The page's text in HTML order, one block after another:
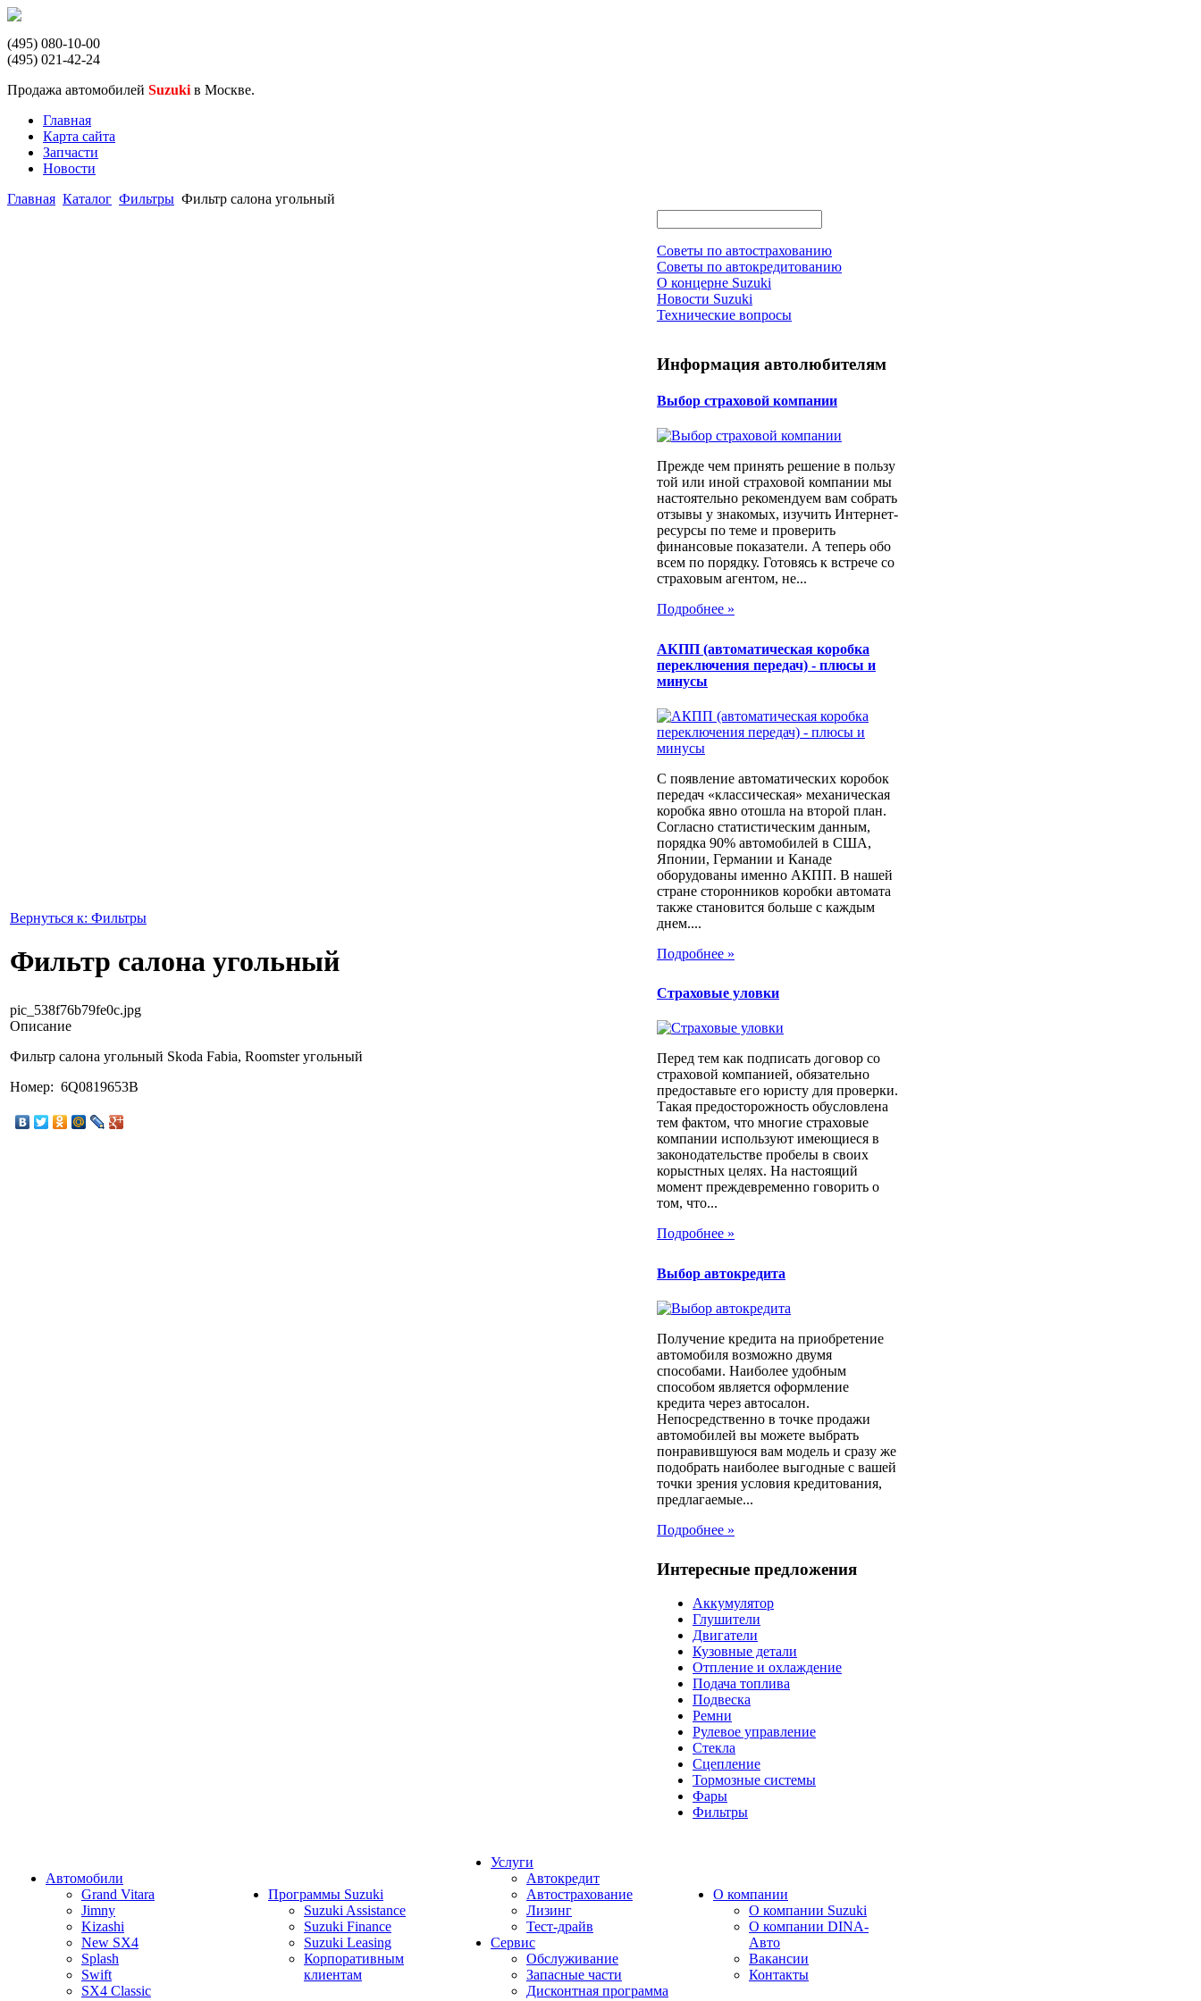
(495) 080-10-00
(495) 021-42-24
Продажа автомобилей Suzuki в Москве.
Главная
Карта сайта
Запчасти
Новости
Главная Каталог Фильтры Фильтр салона угольный
Вернуться к: Фильтры
Фильтр салона угольный
pic_538f76b79fe0c.jpg
Описание
Фильтр салона угольный Skoda Fabia, Roomster угольный
Номер: 6Q0819653B
Советы по автострахованию
Советы по автокредитованию
О концерне Suzuki
Новости Suzuki
Технические вопросы
Информация автолюбителям
Выбор страховой компании
Прежде чем принять решение в пользу
той или иной страховой компании мы
настоятельно рекомендуем вам собрать
отзывы у знакомых, изучить Интернет-
ресурсы по теме и проверить
финансовые показатели. А теперь обо
всем по порядку. Готовясь к встрече со
страховым агентом, не...
Подробнее »
АКПП (автоматическая коробка
переключения передач) - плюсы и
минусы
С появление автоматических коробок
передач «классическая» механическая
коробка явно отошла на второй план.
Согласно статистическим данным,
порядка 90% автомобилей в США,
Японии, Германии и Канаде
оборудованы именно АКПП. В нашей
стране сторонников коробки автомата
также становится больше с каждым
днем....
Подробнее »
Страховые уловки
Перед тем как подписать договор со
страховой компанией, обязательно
предоставьте его юристу для проверки.
Такая предосторожность обусловлена
тем фактом, что многие страховые
компании используют имеющиеся в
законодательстве пробелы в своих
корыстных целях. На настоящий
момент преждевременно говорить о
том, что...
Подробнее »
Выбор автокредита
Получение кредита на приобретение
автомобиля возможно двумя
способами. Наиболее удобным
способом является оформление
кредита через автосалон.
Непосредственно в точке продажи
автомобилей вы можете выбрать
понравившуюся вам модель и сразу же
подобрать наиболее выгодные с вашей
точки зрения условия кредитования,
предлагаемые...
Подробнее »
Интересные предложения
Аккумулятор
Глушители
Двигатели
Кузовные детали
Отпление и охлаждение
Подача топлива
Подвеска
Ремни
Рулевое управление
Стекла
Сцепление
Тормозные системы
Фары
Фильтры
Автомобили
Grand Vitara
Jimny
Kizashi
New SX4
Splash
Swift
SX4 Classic
Программы Suzuki
Suzuki Assistance
Suzuki Finance
Suzuki Leasing
Корпоративным
клиентам
Услуги
Автокредит
Автострахование
Лизинг
Тест-драйв
Сервис
Обслуживание
Запасные части
Дисконтная программа
О компании
О компании Suzuki
О компании DINA-
Авто
Вакансии
Контакты